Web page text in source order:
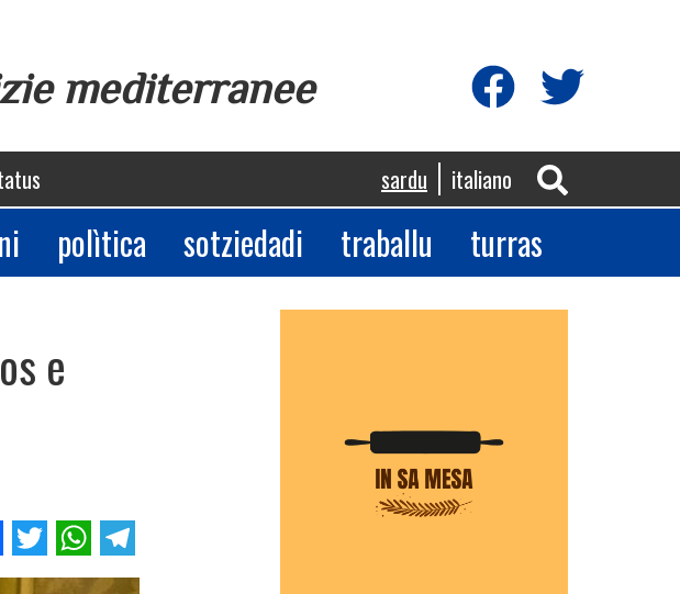
mediterranee
sardu italiano
polìtica sotziedadi traballu turras
e
Facebook
TwitterWhatsApp